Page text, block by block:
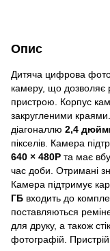
Опис
Дитяча цифрова
камеру, що дозволяє
пристрою. Корпус
закругленими
діагоналлю 2,4
пікселів. Камера
640 × 480P та має
час доби. Отримані
Камера підтримує
ГБ входить до
поставляються
для друку, а також
фотографій.